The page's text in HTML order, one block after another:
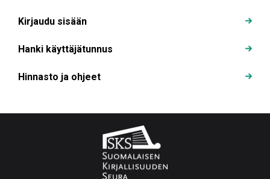
Kirjaudu sisään
Hanki käyttäjätunnus
Hinnasto ja ohjeet